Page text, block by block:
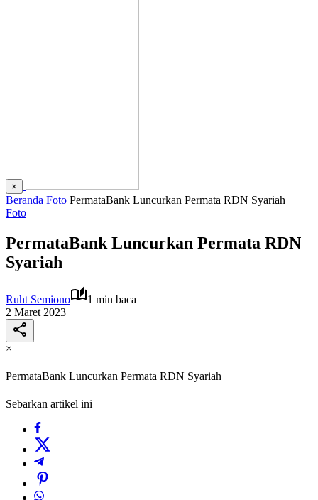
×
Beranda Foto PermataBank Luncurkan Permata RDN Syariah
Foto
PermataBank Luncurkan Permata RDN
Syariah
Ruht Semiono
1 min baca
2 Maret 2023
×
PermataBank Luncurkan Permata RDN Syariah
Sebarkan artikel ini